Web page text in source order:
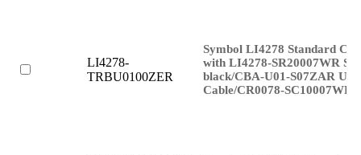
LI4278-
TRBU0100ZER
Symbol LI4278 Standard
with LI4278-SR20007WR
black/CBA-U01-S07ZAR USB
Cable/CR0078-SC10007WR